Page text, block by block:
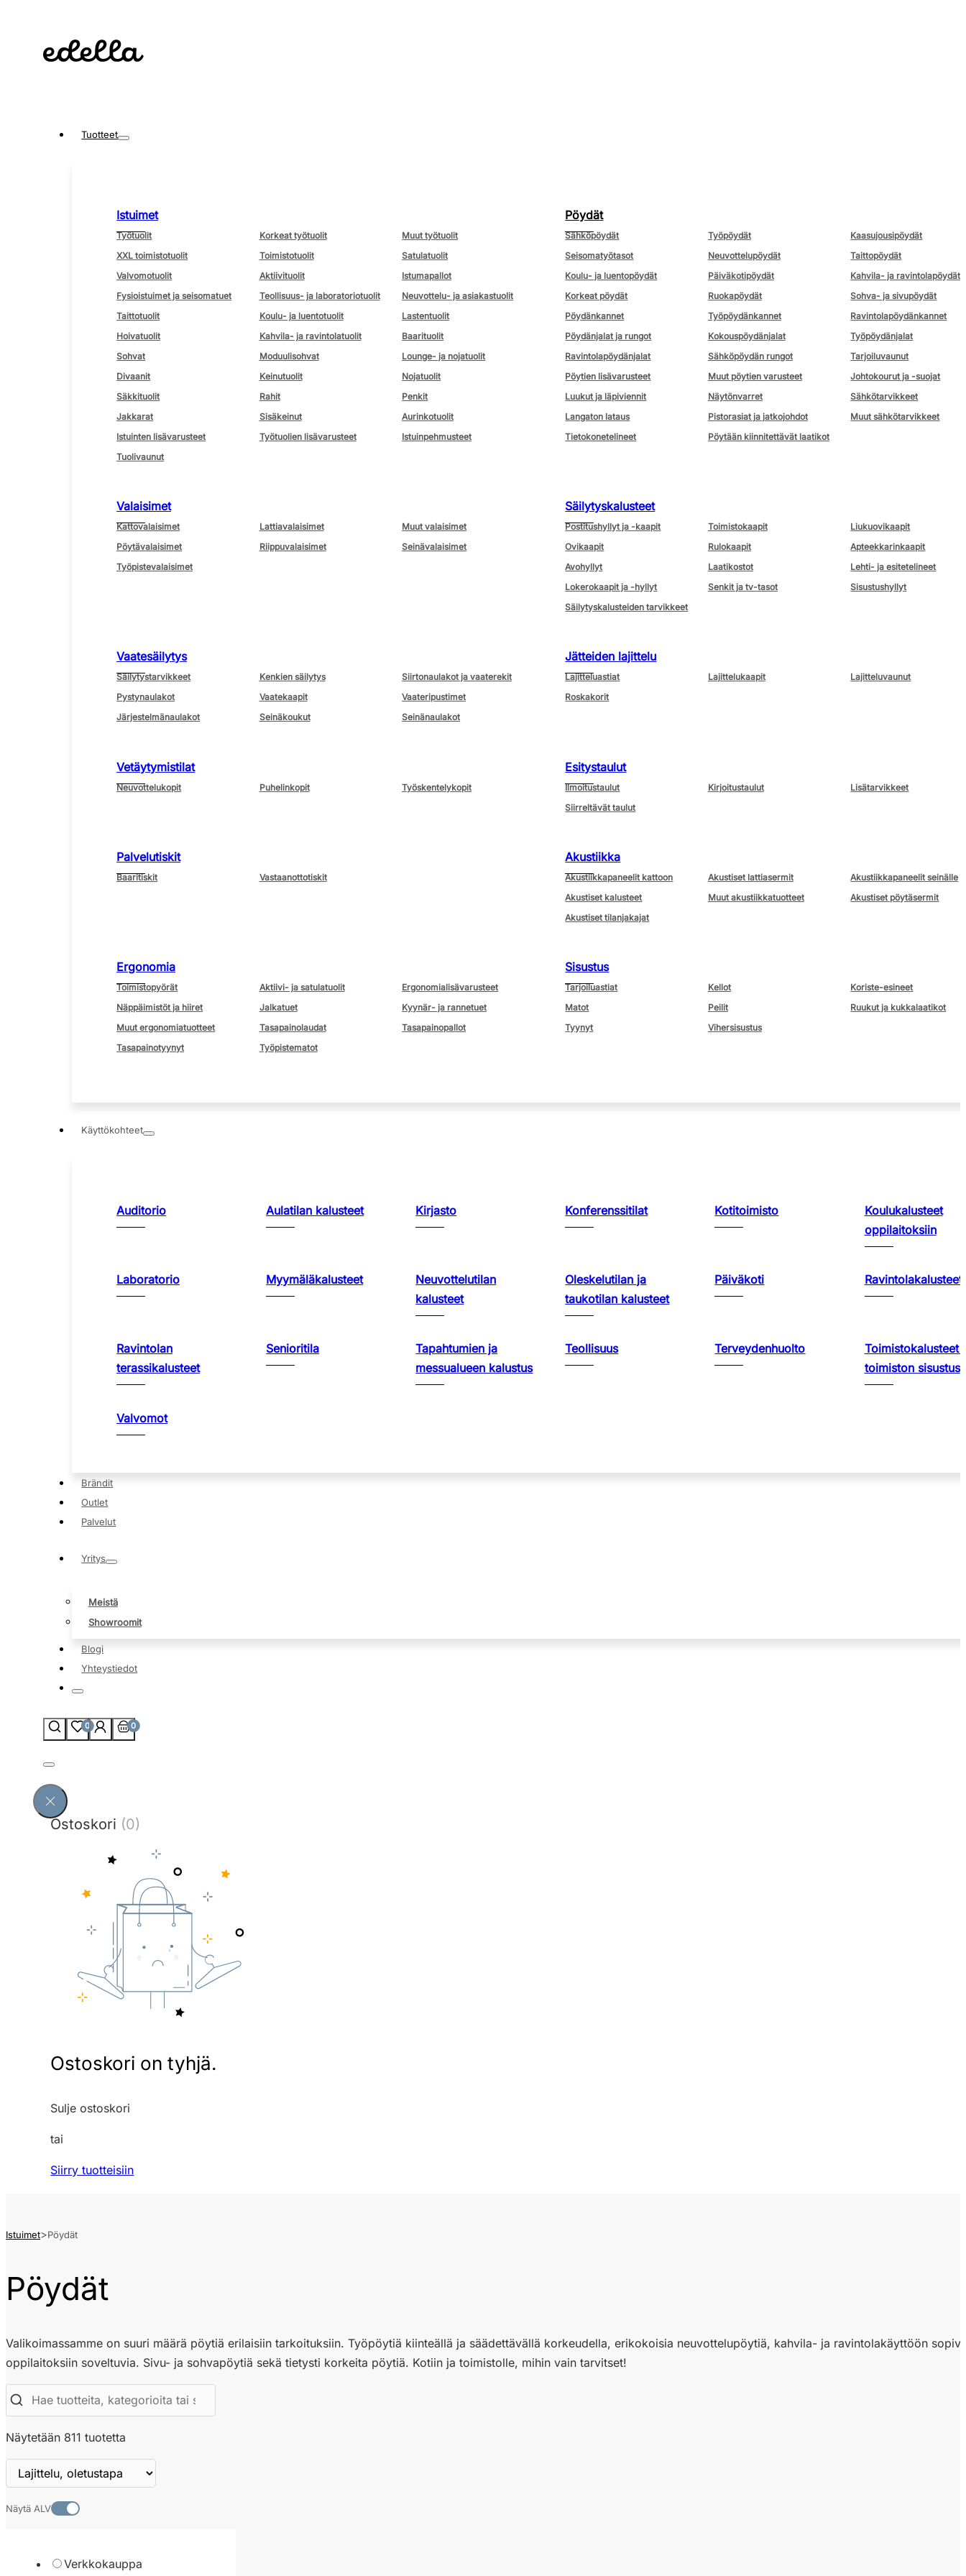
Tuotteet
Istuimet
Työtuolit Korkeat työtuolit
Muut työtuolit
XXL toimistotuolit
Toimistotuolit
Satulatuolit
Valvomotuolit
Aktiivituolit
Istumapallot
Fysioistuimet ja seisomatuet
Teollisuus- ja laboratoriotuolit
Neuvottelu- ja asiakastuolit
Taittotuolit
Koulu- ja luentotuolit
Lastentuolit
Hoivatuolit
Kahvila- ja ravintolatuolit
Baarituolit
Sohvat
Moduulisohvat
Lounge- ja nojatuolit
Divaanit
Keinutuolit
Nojatuolit
Säkkituolit
Rahit
Penkit
Jakkarat
Sisäkeinut
Aurinkotuolit
Istuinten lisävarusteet
Työtuolien lisävarusteet
Istuinpehmusteet
Tuolivaunut
Pöydät
Sähköpöydät Työpöydät
Kaasujousipöydät
Seisomatyötasot
Neuvottelupöydät
Taittopöydät
Koulu- ja luentopöydät
Päiväkotipöydät
Kahvila- ja ravintolapöydät
Korkeat pöydät
Ruokapöydät
Sohva- ja sivupöydät
Pöydänkannet
Työpöydänkannet
Ravintolapöydänkannet
Pöydänjalat ja rungot
Kokouspöydänjalat
Työpöydänjalat
Ravintolapöydänjalat
Sähköpöydän rungot
Tarjoiluvaunut
Pöytien lisävarusteet
Muut pöytien varusteet
Johtokourut ja -suojat
Luukut ja läpiviennit
Näytönvarret
Sähkötarvikkeet
Langaton lataus
Pistorasiat ja jatkojohdot
Muut sähkötarvikkeet
Tietokonetelineet
Pöytään kiinnitettävät laatikot
Valaisimet
Kattovalaisimet Lattiavalaisimet
Muut valaisimet
Pöytävalaisimet
Riippuvalaisimet
Seinävalaisimet
Työpistevalaisimet
Säilytyskalusteet
Postitushyllyt ja -kaapit Toimistokaapit
Liukuovikaapit
Ovikaapit
Rulokaapit
Apteekkarinkaapit
Avohyllyt
Laatikostot
Lehti- ja esitetelineet
Lokerokaapit ja -hyllyt
Senkit ja tv-tasot
Sisustushyllyt
Säilytyskalusteiden tarvikkeet
Vaatesäilytys
Säilytystarvikkeet Kenkien säilytys
Siirtonaulakot ja vaaterekit
Pystynaulakot
Vaatekaapit
Vaateripustimet
Järjestelmänaulakot
Seinäkoukut Seinänaulakot
Jätteiden lajittelu
Lajitteluastiat Lajittelukaapit
Lajitteluvaunut
Roskakorit
Vetäytymistilat
Neuvottelukopit Puhelinkopit Työskentelykopit
Esitystaulut
Ilmoitustaulut Kirjoitustaulut
Lisätarvikkeet
Siirreltävät taulut
Palvelutiskit
Baaritiskit Vastaanottotiskit
Akustiikka
Akustiikkapaneelit kattoon Akustiset lattiasermit
Akustiikkapaneelit seinälle
Akustiset kalusteet
Muut akustiikkatuotteet
Akustiset pöytäsermit
Akustiset tilanjakajat
Ergonomia
Toimistopyörät Aktiivi- ja satulatuolit
Ergonomialisävarusteet
Näppäimistöt ja hiiret
Jalkatuet
Kyynär- ja rannetuet
Muut ergonomiatuotteet
Tasapainolaudat
Tasapainopallot
Tasapainotyynyt
Työpistematot
Sisustus
Tarjoiluastiat Kellot
Koriste-esineet
Matot
Peilit
Ruukut ja kukkalaatikot
Tyynyt
Vihersisustus
Käyttökohteet
Auditorio Aulatilan kalusteet Kirjasto Konferenssitilat Kotitoimisto
Koulukalusteet
oppilaitoksiin
Laboratorio Myymäläkalusteet
Neuvottelutilan
kalusteet
Oleskelutilan ja
taukotilan kalusteet
Päiväkoti Ravintolakalusteet
Ravintolan
terassikalusteet
Senioritila
Tapahtumien ja
messualueen kalustus
Teollisuus Terveydenhuolto
Toimistokalusteet
toimiston sisustus
Valvomot
Brändit
Outlet
Palvelut
Yritys
Meistä
Showroomit
Blogi
Yhteystiedot
0 0
Ostoskori (0)
Ostoskori on tyhjä.
Sulje ostoskori
tai
Siirry tuotteisiin
Istuimet Pöydät
Pöydät
Valikoimassamme on suuri määrä pöytiä erilaisiin tarkoituksiin. Työpöytiä kiinteällä ja säädettävällä korkeudella, erikokoisia neuvottelupöytiä, kahvila- ja ravintolakäyttöön
oppilaitoksiin soveltuvia. Sivu- ja sohvapöytiä sekä tietysti korkeita pöytiä. Kotiin ja toimistolle, mihin vain tarvitset!
Näytetään 811 tuotetta
Näytä ALV
Verkkokauppa